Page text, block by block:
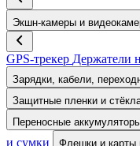
Экшн-камеры и
GPS-трекер Держатели
Зарядки, кабели,
Защитные пленки и
Переносные
и сумки
Флешки и карты